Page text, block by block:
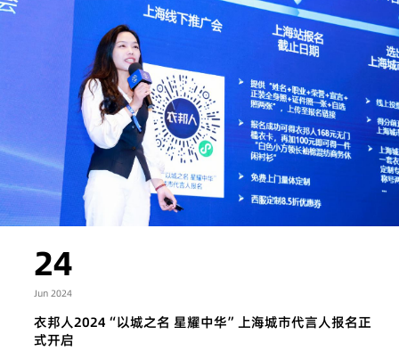
24
Jun 2024
衣邦人2024“以城之名 星耀中华”上海城市代言人报名正
式开启